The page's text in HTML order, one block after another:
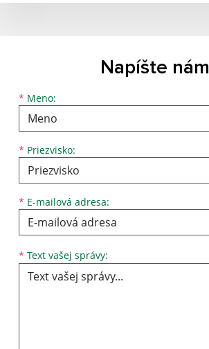
Napíšte nám
* Meno:
* Priezvisko:
* E-mailová adresa:
* Text vašej správy: